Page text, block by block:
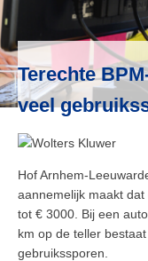
Terechte
veel
Hof Arnhem-
aannemelijk maakt
tot € 3000. Bij een
km op de teller
gebruikssporen.